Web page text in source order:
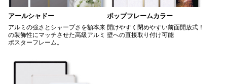
アールシャドー
アルミの強さとシャープさを額本来
の装飾性にマッチさせた高級アルミ
ポスターフレーム。
ポップフレームカラー
開けやすく閉めやすい前面開放式！
壁への直接取り付け可能